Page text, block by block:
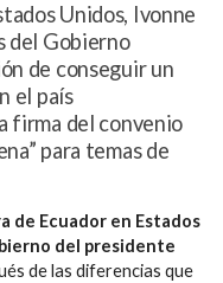
Unidos, Ivonne
del Gobierno
de conseguir un
el país
firma del convenio
para temas de
de Ecuador en Estados
del presidente
de las diferencias que